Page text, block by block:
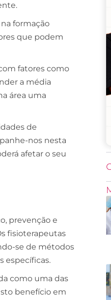
formação
que podem
fatores como
a média
área uma
de
nos nesta
afetar o seu
prevenção e
fisioterapeutas
se de métodos
específicas.
como uma das
benefício em